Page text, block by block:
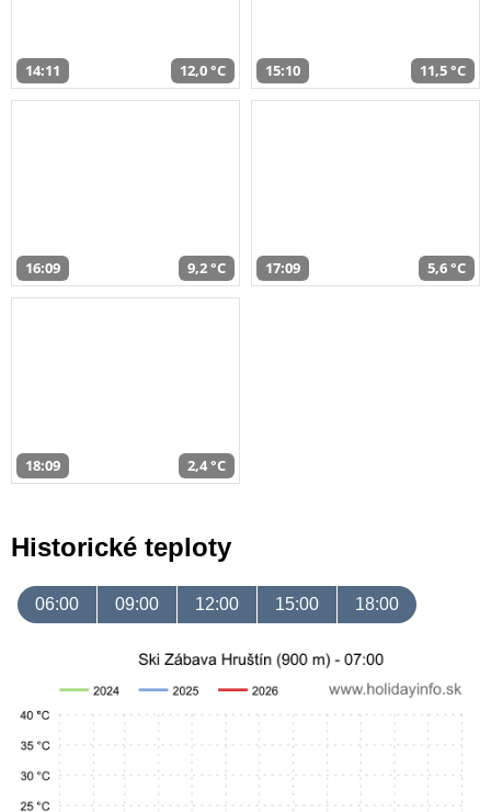
14:11 12,0 °C 15:10 11,5 °C
16:09 9,2 °C 17:09 5,6 °C
18:09 2,4 °C
Historické teploty
06:00 09:00 12:00 15:00 18:00